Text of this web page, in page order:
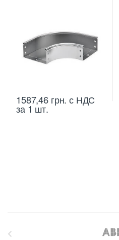
1587,46 грн. с НДС
за 1 шт.